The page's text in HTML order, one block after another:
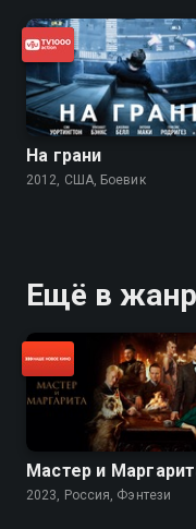
На грани
2012, США, Боевик
Ещё в
Мастер и
2023, Россия, Фэнтези